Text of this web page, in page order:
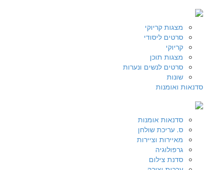
מצגות קריוקי
סרטים ליסודי
קריוקי
מצגות תוכן
סרטים לנשים ונערות
שונות
סדנאות ואומנות
סדנאות אומנות
ס. עריכת שולחן
מאיירות וציירות
גרפולוגיה
סדנת צילום